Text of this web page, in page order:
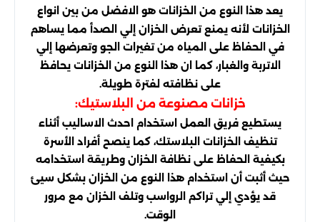
يعد هذا النوع من الخزانات هو الافضل من بين انواع
الخزانات لأنه يمنع تعرض الخزان إلي الصدأ مما يساهم
في الحفاظ على المياه من تغيرات الجو وتعرضها إلي
الاتربة والغبار، كما ان هذا النوع من الخزانات يحافظ
على نظافته لفترة طويلة.
خزانات مصنوعة من البلاستيك:
يستطيع فريق العمل استخدام احدث الاساليب أثناء
تنظيف الخزانات البلاستك، كما ينصح أفراد الأسرة
بكيفية الحفاظ على نظافة الخزان وطريقة استخدامه
حيث أثبت أن استخدام هذا النوع من الخزان بشكل سيئ
قد يؤدي إلي تراكم الرواسب وتلف الخزان مع مرور
الوقت.